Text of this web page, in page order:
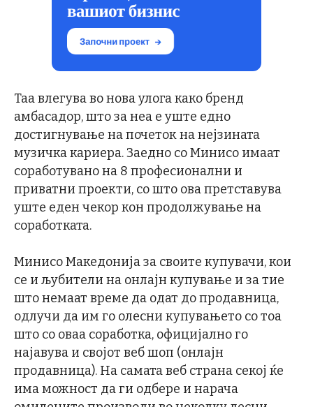
Таа влегува во нова улога како бренд
амбасадор, што за неа е уште едно
достигнување на почеток на нејзината
музичка кариера. Заедно со Минисо имаат
соработувано на 8 професионални и
приватни проекти, со што ова претставува
уште еден чекор кон продолжување на
соработката.
Минисо Македонија за своите купувачи, кои
се и љубители на онлајн купување и за тие
што немаат време да одат до продавница,
одлучи да им го олесни купувањето со тоа
што со оваа соработка, официјално го
најавува и својот веб шоп (онлајн
продавница). На самата веб страна секој ќе
има можност да ги одбере и нарача